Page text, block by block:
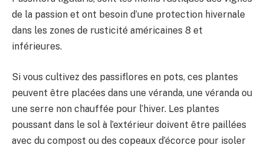
de la passion et ont besoin d’une protection hivernale
dans les zones de rusticité américaines 8 et
inférieures.
Si vous cultivez des passiflores en pots, ces plantes
peuvent être placées dans une véranda, une véranda ou
une serre non chauffée pour l’hiver. Les plantes
poussant dans le sol à l’extérieur doivent être paillées
avec du compost ou des copeaux d’écorce pour isoler